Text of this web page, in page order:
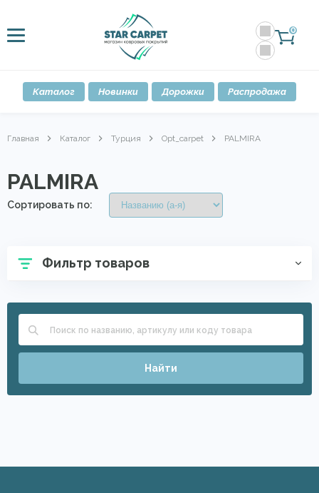
0
Каталог Новинки Дорожки Распродажа
Главная Каталог Турция Opt_carpet PALMIRA
PALMIRA
Сортировать по:
Фильтр товаров
Найти